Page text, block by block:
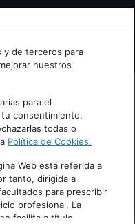
Cancelar
y de terceros para
nuestros
para el
consentimiento.
todas o
Política de Cookies.
Web está referida a
tanto, dirigida a
para prescribir
profesional. La
facilita a título